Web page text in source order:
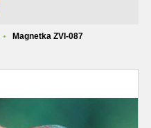
Magnetka ZVI-087